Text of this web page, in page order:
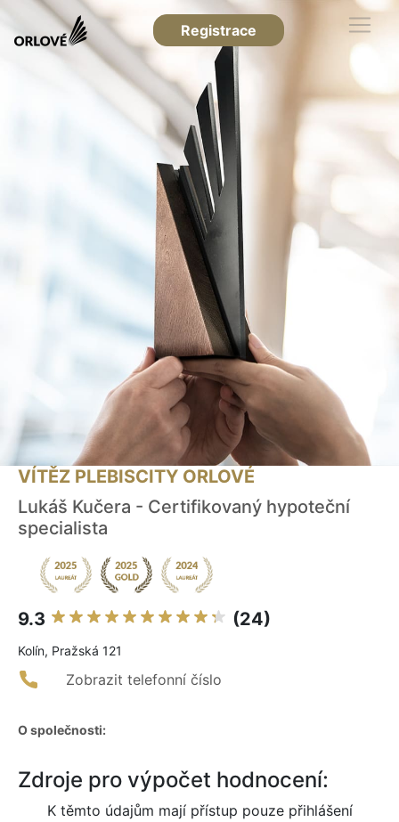
Registrace
VÍTĚZ PLEBISCITY ORLOVÉ
Lukáš Kučera - Certifikovaný hypoteční
specialista
9.3 (24)
Kolín, Pražská 121
Zobrazit telefonní číslo
O společnosti:
Zdroje pro výpočet hodnocení:
K těmto údajům mají přístup pouze přihlášení